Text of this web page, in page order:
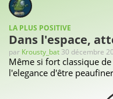
LA PLUS POSITIVE
Dans l'espace,
par Krousty_bat 30 décembre
Même si fort classique
l'elegance d'être